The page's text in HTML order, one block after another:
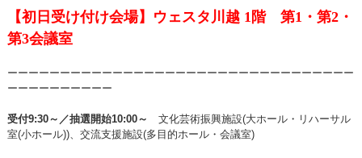
【初日受け付け会場】ウェスタ川越 1階 第1 ・ 第2・
第3会議室
ーーーーーーーーーーーーーーーーーーーーーーーーーーーーーーーーー
ーーーーーーーーーー
受付9:30～／抽選開始10:00～ 文化芸術振興施設(大ホール・リハーサル
室(小ホール))、交流支援施設(多目的ホール・会議室)